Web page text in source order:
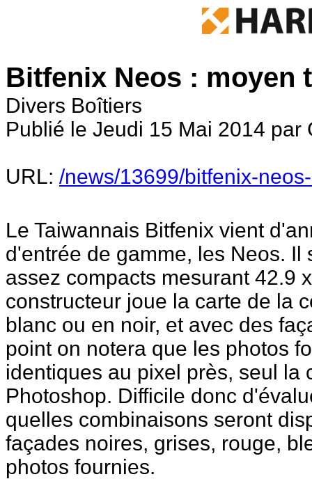
Bitfenix Neos : moyen
Divers Boîtiers
Publié le Jeudi 15 Mai 2014 par
URL: /news/13699/bitfenix-
Le Taiwannais Bitfenix vient
d'entrée de gamme, les Neos. Il
assez compacts mesurant 42.9
constructeur joue la carte de la
blanc ou en noir, et avec des
point on notera que les photos
identiques au pixel près, seul la
Photoshop. Difficile donc
quelles combinaisons seront
façades noires, grises, rouge,
photos fournies.